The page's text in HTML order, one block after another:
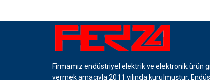
Firmamız endüstriyel elektrik ve elektronik ürün
vermek amacıyla 2011 yılında kurulmuştur.